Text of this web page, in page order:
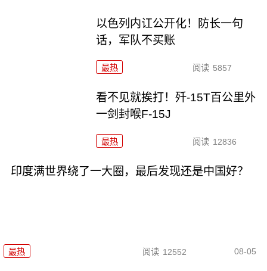
以色列内讧公开化！防长一句
话，军队不买账
最热 阅读 5857
看不见就挨打！歼-15T百公里外
一剑封喉F-15J
最热 阅读 12836
印度满世界绕了一大圈，最后发现还是中国好？
最热 阅读 12552 08-05